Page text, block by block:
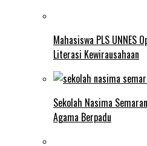
Mahasiswa PLS UNNES
Literasi Kewirausahaan
Sekolah Nasima
Agama Berpadu